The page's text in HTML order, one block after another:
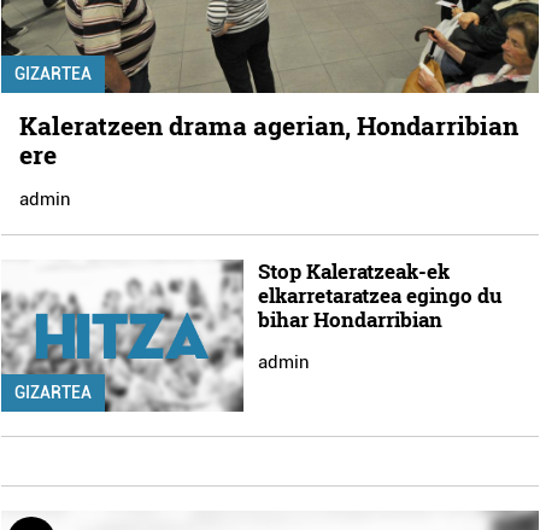
GIZARTEA
Kaleratzeen drama agerian, Hondarribian
ere
admin
GIZARTEA
Stop Kaleratzeak-ek
elkarretaratzea egingo du
bihar Hondarribian
admin